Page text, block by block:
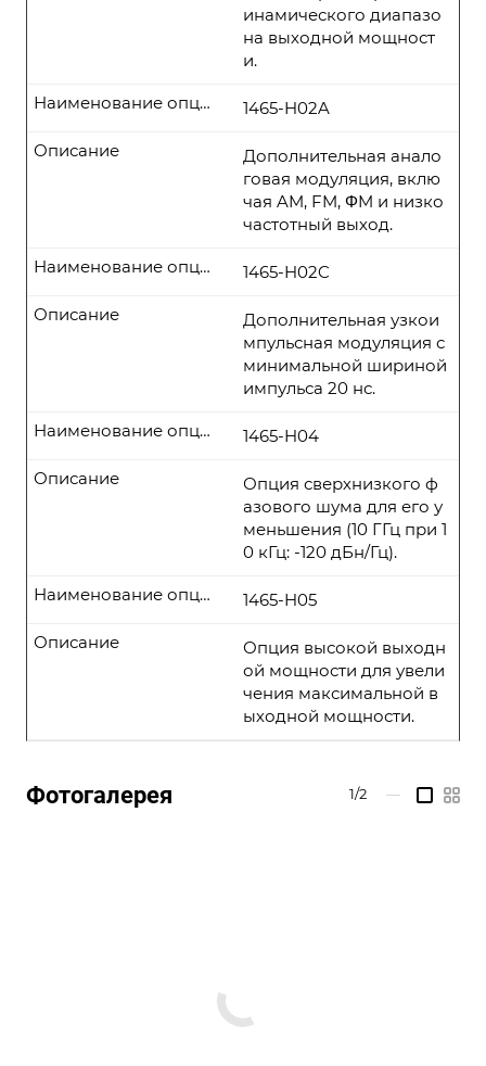
инамического диапазо
на выходной мощност
и.
1465-H02A
Наименование опции
Дополнительная анало
говая модуляция, вклю
чая AM, FM, ΦM и низко
частотный выход.
Описание
1465-H02C
Наименование опции
Дополнительная узкои
мпульсная модуляция с
минимальной шириной
импульса 20 нс.
Описание
1465-H04
Наименование опции
Опция сверхнизкого ф
азового шума для его у
меньшения (10 ГГц при 1
0 кГц: -120 дБн/Гц).
Описание
1465-H05
Наименование опции
Опция высокой выходн
ой мощности для увели
чения максимальной в
ыходной мощности.
Описание
Фотогалерея 1/2 —